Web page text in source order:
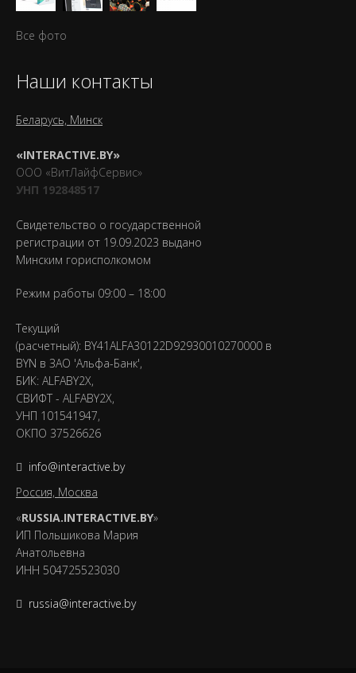
Все фото
Наши контакты
Беларусь, Минск
«INTERACTIVE.BY»
ООО «ВитЛайфСервис»
УНП 192848517
Свидетельство о государственной
регистрации от 19.09.2023 выдано
Минским горисполкомом
Режим работы 09:00 – 18:00
Текущий
(расчетный): BY41ALFA30122D92930010270000 в
BYN в ЗАО 'Альфа-Банк',
БИК: ALFABY2X,
СВИФТ - ALFABY2X,
УНП 101541947,
ОКПО 37526626
info@interactive.by
Россия, Москва
«RUSSIA.INTERACTIVE.BY»
ИП Польшикова Мария
Анатольевна
ИНН 504725523030
russia@interactive.by